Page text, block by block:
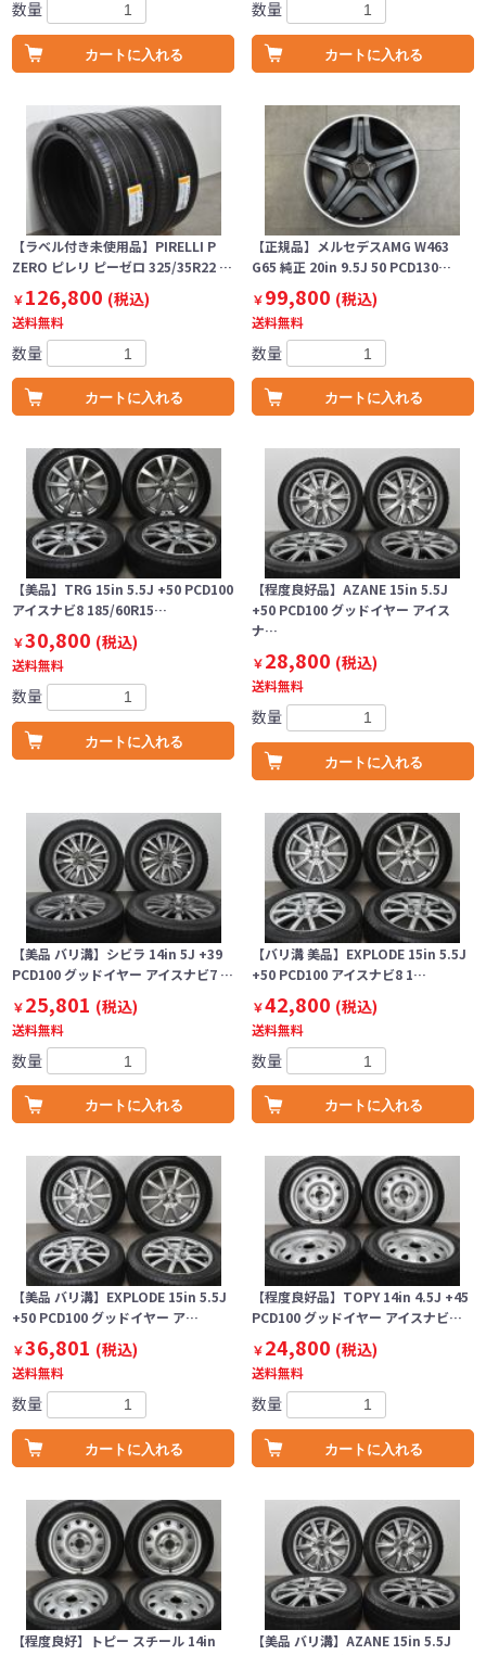
数量
カートに入れる
数量
カートに入れる
【ラベル付き未使用品】PIRELLI P
ZERO ピレリ ピーゼロ 325/35R22 …
￥126,800 (税込)
送料無料
数量
カートに入れる
【正規品】メルセデスAMG W463
G65 純正 20in 9.5J 50 PCD130…
￥99,800 (税込)
送料無料
数量
カートに入れる
【美品】TRG 15in 5.5J +50 PCD100
アイスナビ8 185/60R15…
￥30,800 (税込)
送料無料
数量
カートに入れる
【程度良好品】AZANE 15in 5.5J
+50 PCD100 グッドイヤー アイス
ナ…
￥28,800 (税込)
送料無料
数量
カートに入れる
【美品 バリ溝】シビラ 14in 5J +39
PCD100 グッドイヤー アイスナビ7 …
￥25,801 (税込)
送料無料
数量
カートに入れる
【バリ溝 美品】EXPLODE 15in 5.5J
+50 PCD100 アイスナビ8 1…
￥42,800 (税込)
送料無料
数量
カートに入れる
【美品 バリ溝】EXPLODE 15in 5.5J
+50 PCD100 グッドイヤー ア…
￥36,801 (税込)
送料無料
数量
カートに入れる
【程度良好品】TOPY 14in 4.5J +45
PCD100 グッドイヤー アイスナビ…
￥24,800 (税込)
送料無料
数量
カートに入れる
【程度良好】トピー スチール 14in
【美品 バリ溝】AZANE 15in 5.5J